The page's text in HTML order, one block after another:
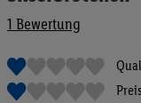
1 Bewertung
Preis
springen